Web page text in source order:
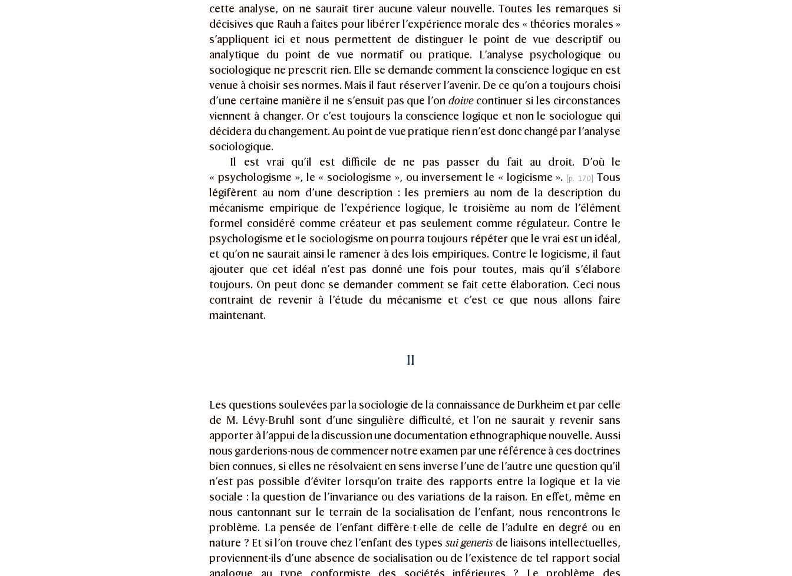
cette analyse, on ne saurait tirer aucune valeur nouvelle. Toutes les remarques si
décisives que Rauh a faites pour libérer l’expérience morale des « théories morales »
s’appliquent ici et nous permettent de distinguer le point de vue descriptif ou
analytique du point de vue normatif ou pratique. L’analyse psychologique ou
sociologique ne prescrit rien. Elle se demande comment la conscience logique en est
venue à choisir ses normes. Mais il faut réserver l’avenir. De ce qu’on a toujours choisi
d’une certaine manière il ne s’ensuit pas que l’ondoivecontinuer si les circonstances
viennent à changer. Or c’est toujours la conscience logique et non le sociologue qui
décidera du changement. Au point de vue pratique rien n’est donc changé par l’analyse
sociologique.
Il est vrai qu’il est difficile de ne pas passer du fait au droit. D’où le
« psychologisme », le « sociologisme », ou inversement le « logicisme ».
Tous
légifèrent au nom d’une description : les premiers au nom de la description du
mécanisme empirique de l’expérience logique, le troisième au nom de l’élément
formel considéré comme créateur et pas seulement comme régulateur. Contre le
psychologisme et le sociologisme on pourra toujours répéter que le vrai est un idéal,
et qu’on ne saurait ainsi le ramener à des lois empiriques. Contre le logicisme, il faut
ajouter que cet idéal n’est pas donné une fois pour toutes, mais qu’il s’élabore
toujours. On peut donc se demander comment se fait cette élaboration. Ceci nous
contraint de revenir à l’étude du mécanisme et c’est ce que nous allons faire
maintenant.
II
Les questions soulevées par la sociologie de la connaissance de Durkheim et par celle
de M. Lévy-Bruhl sont d’une singulière difficulté, et l’on ne saurait y revenir sans
apporter à l’appui de la discussion une documentation ethnographique nouvelle. Aussi
nous garderions-nous de commencer notre examen par une référence à ces doctrines
bien connues, si elles ne résolvaient en sens inverse l’une de l’autre une question qu’il
n’est pas possible d’éviter lorsqu’on traite des rapports entre la logique et la vie
sociale : la question de l’invariance ou des variations de la raison. En effet, même en
nous cantonnant sur le terrain de la socialisation de l’enfant, nous rencontrons le
problème. La pensée de l’enfant diffère-t-elle de celle de l’adulte en degré ou en
nature ? Et si l’on trouve chez l’enfant des typessui generisde liaisons intellectuelles,
proviennent-ils d’une absence de socialisation ou de l’existence de tel rapport social
analogue au type conformiste des sociétés inférieures ? Le problème des